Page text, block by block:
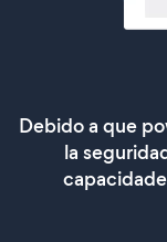
Debido a que
la